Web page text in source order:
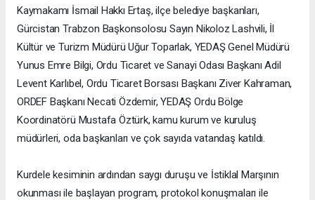
Kaymakamı İsmail Hakkı Ertaş, ilçe belediye başkanları,
Gürcistan Trabzon Başkonsolosu Sayın Nikoloz Lashvili, İl
Kültür ve Turizm Müdürü Uğur Toparlak, YEDAŞ Genel Müdürü
Yunus Emre Bilgi, Ordu Ticaret ve Sanayi Odası Başkanı Adil
Levent Karlıbel, Ordu Ticaret Borsası Başkanı Ziver Kahraman,
ORDEF Başkanı Necati Özdemir, YEDAŞ Ordu Bölge
Koordinatörü Mustafa Öztürk, kamu kurum ve kuruluş
müdürleri, oda başkanları ve çok sayıda vatandaş katıldı.
Kurdele kesiminin ardından saygı duruşu ve İstiklal Marşının
okunması ile başlayan program, protokol konuşmaları ile